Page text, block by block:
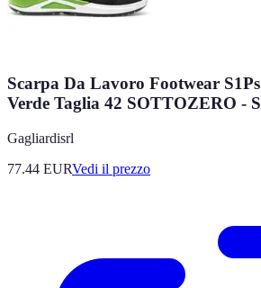
Scarpa Da Lavoro Footwear
Verde Taglia 42 SOTTOZERO -
Gagliardisrl
77.44 EURVedi il prezzo